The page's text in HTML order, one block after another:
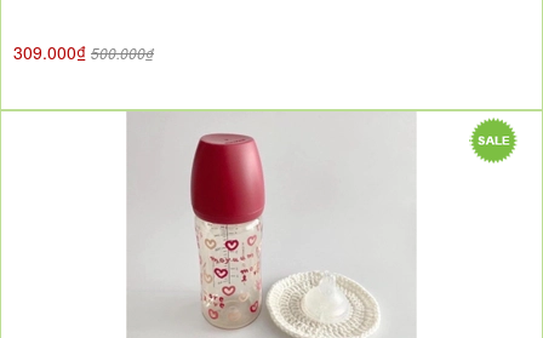
309.000₫ 500.000₫